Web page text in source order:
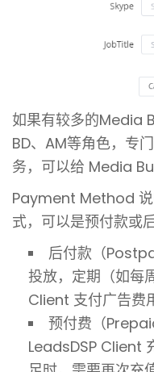
如果有较多的Media
BD、AM等角色，专
务，可以给 Media
Payment Method
式，可以是预付款或
后付款（
投放，定期（如每
Client 支付广告费
预付费（
LeadsDSP Client